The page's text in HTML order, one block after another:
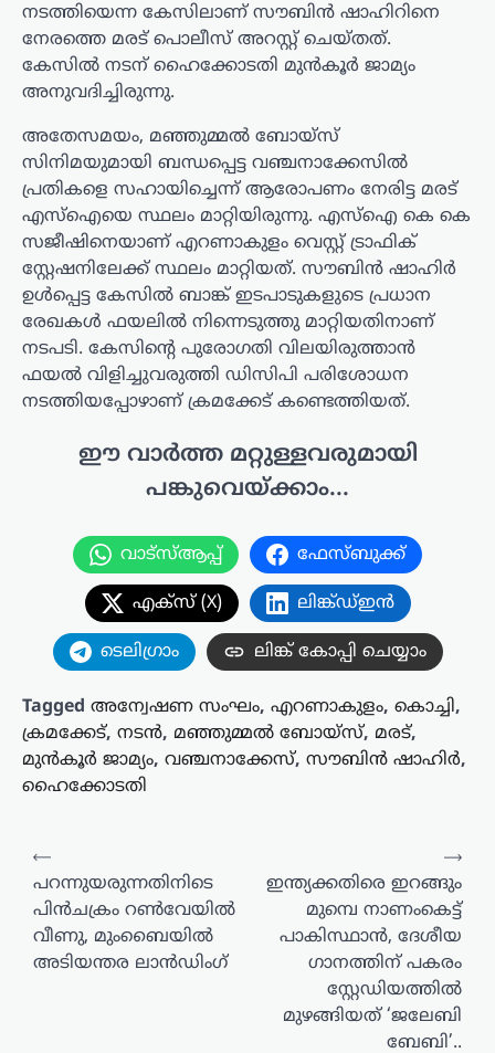
നടത്തിയെന്ന കേസിലാണ് സൗബിൻ ഷാഹിറിനെ
നേരത്തെ മരട് പൊലീസ് അറസ്റ്റ് ചെയ്തത്.
കേസിൽ നടന് ഹൈക്കോടതി മുൻകൂർ ജാമ്യം
അനുവദിച്ചിരുന്നു.
അതേസമയം, മഞ്ഞുമ്മൽ ബോയ്സ്
സിനിമയുമായി ബന്ധപ്പെട്ട വഞ്ചനാക്കേസിൽ
പ്രതികളെ സഹായിച്ചെന്ന് ആരോപണം നേരിട്ട മരട്
എസ്ഐയെ സ്ഥലം മാറ്റിയിരുന്നു. എസ്ഐ കെ കെ
സജീഷിനെയാണ് എറണാകുളം വെസ്റ്റ് ട്രാഫിക്
സ്റ്റേഷനിലേക്ക് സ്ഥലം മാറ്റിയത്. സൗബിൻ ഷാഹിർ
ഉൾപ്പെട്ട കേസിൽ ബാങ്ക് ഇടപാടുകളുടെ പ്രധാന
രേഖകൾ ഫയലിൽ നിന്നെടുത്തു മാറ്റിയതിനാണ്
നടപടി. കേസിന്‍റെ പുരോഗതി വിലയിരുത്താൻ
ഫയൽ വിളിച്ചുവരുത്തി ഡിസിപി പരിശോധന
നടത്തിയപ്പോഴാണ് ക്രമക്കേട് കണ്ടെത്തിയത്.
ഈ വാർത്ത മറ്റുള്ളവരുമായി
പങ്കുവെയ്ക്കാം...
വാട്സ്ആപ്പ് ഫേസ്ബുക്ക്
എക്സ് (X) ലിങ്ക്ഡ്ഇൻ
ടെലിഗ്രാം ലിങ്ക് കോപ്പി ചെയ്യാം
Tagged അന്വേഷണ സംഘം, എറണാകുളം, കൊച്ചി,
ക്രമക്കേട്, നടൻ, മഞ്ഞുമ്മൽ ബോയ്സ്, മരട്,
മുൻ‌കൂർ ജാമ്യം, വഞ്ചനാക്കേസ്, സൗബിൻ ഷാഹിർ,
ഹൈക്കോടതി
പോസ്റ്റുകളിലൂടെ
⟵
പറന്നുയരുന്നതിനിടെ
പിൻചക്രം റൺവേയിൽ
വീണു, മുംബൈയിൽ
അടിയന്തര ലാൻഡിംഗ്
ഇന്ത്യക്കതിരെ ഇറങ്ങും
മുമ്പെ നാണംകെട്ട്
പാകിസ്ഥാന്‍, ദേശീയ
ഗാനത്തിന് പകരം
സ്റ്റേഡിയത്തില്‍
മുഴങ്ങിയത് ‘ജലേബി
ബേബി’..
⟶